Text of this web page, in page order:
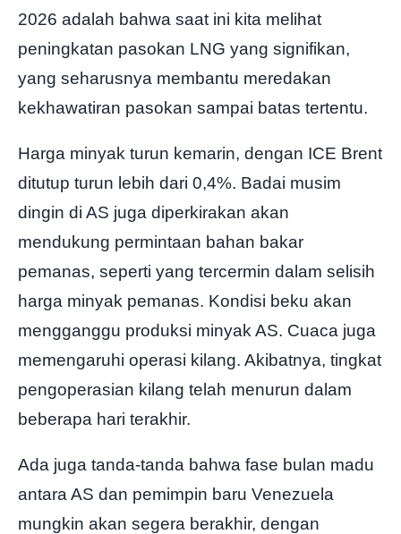
2026 adalah bahwa saat ini kita melihat
peningkatan pasokan LNG yang signifikan,
yang seharusnya membantu meredakan
kekhawatiran pasokan sampai batas tertentu.
Harga minyak turun kemarin, dengan ICE Brent
ditutup turun lebih dari 0,4%. Badai musim
dingin di AS juga diperkirakan akan
mendukung permintaan bahan bakar
pemanas, seperti yang tercermin dalam selisih
harga minyak pemanas. Kondisi beku akan
mengganggu produksi minyak AS. Cuaca juga
memengaruhi operasi kilang. Akibatnya, tingkat
pengoperasian kilang telah menurun dalam
beberapa hari terakhir.
Ada juga tanda-tanda bahwa fase bulan madu
antara AS dan pemimpin baru Venezuela
mungkin akan segera berakhir, dengan